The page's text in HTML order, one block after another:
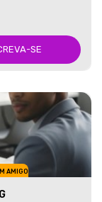
SE
AMIGO